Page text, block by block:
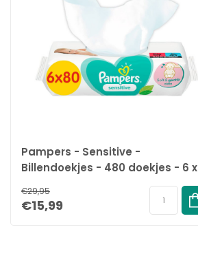
Pampers - Sensitive -
Billendoekjes - 480 doekjes - 6 x
€29,95
€15,99